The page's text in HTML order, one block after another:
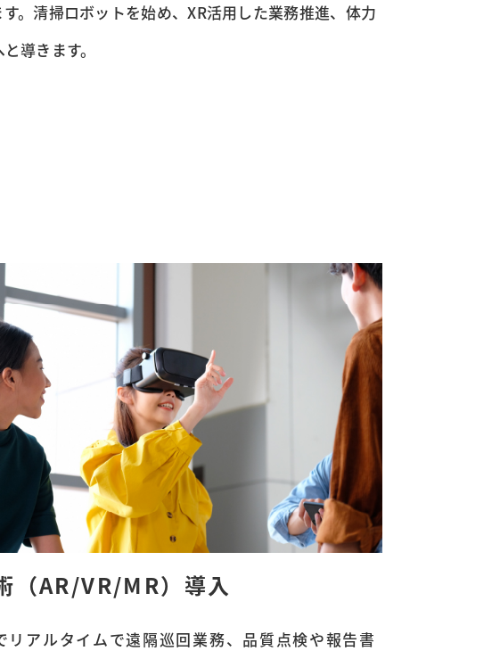
。清掃ロボットを始め、XR活用した業務推進、体力
導きます。
（AR/VR/MR）導入
リアルタイムで遠隔巡回業務、品質点検や報告書